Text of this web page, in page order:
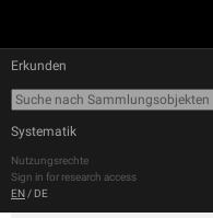
Erkunden
Systematik
Nutzungsrechte
Sign in for research access
EN / DE